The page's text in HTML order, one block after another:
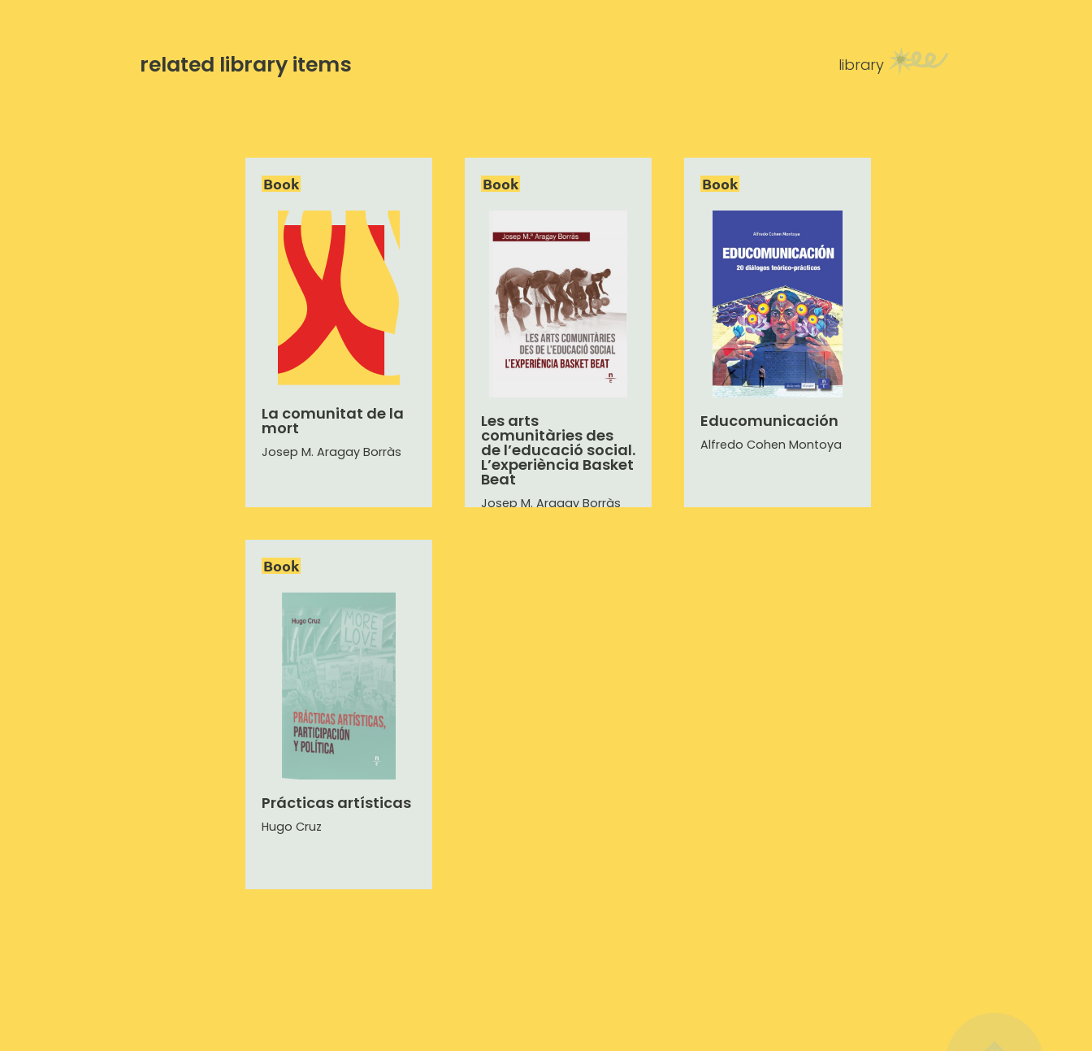
related library items library
Book
La comunitat de la
mort
Josep M. Aragay Borràs
Book
Les arts
comunitàries des
de l’educació social.
L’experiència Basket
Beat
Josep M. Aragay Borràs
Book
Educomunicación
Alfredo Cohen Montoya
Book
Prácticas artísticas
Hugo Cruz